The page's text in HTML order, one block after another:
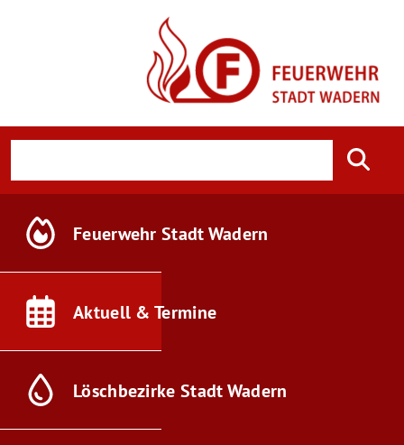
Feuerwehr Stadt Wadern
Aktuell & Termine
Löschbezirke Stadt Wadern